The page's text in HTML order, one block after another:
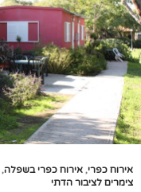
אירוח כפרי, אירוח כפרי בשפלה,
צימרים לציבור הדתי